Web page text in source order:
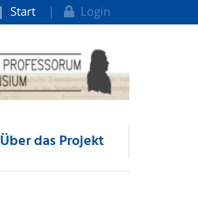
Start Login
Über das Projekt